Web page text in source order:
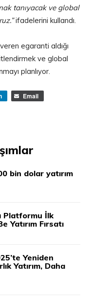
tanıyacak ve global
ifadelerini kullandı.
egaranti aldığı
ve global
planlıyor.
Email
bin dolar yatırım
Platformu İlk
Yatırım Fırsatı
Yeniden
Yatırım, Daha